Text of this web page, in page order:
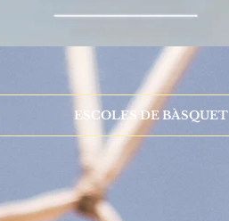
ESCOLES DE BÀSQUET